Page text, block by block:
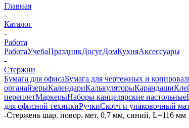
Главная
-
Каталог
-
Работа
РаботаУчебаПраздникДосугДомКухняАксессуары
-
Стержни
Бумага для офисаБумага для чертежных и
органайзерыКалендариКалькуляторыКарандаши
переплетМаркерыНаборы канцелярские настольные
для офисной техникиРучкиСкотч и упаковочный
-Стержень шар. повор. мет. 0,7 мм, синий, L=116 мм